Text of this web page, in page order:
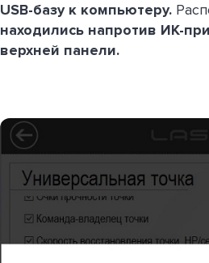
USB-базу к компьютеру.
находились напротив ИК-
верхней панели.